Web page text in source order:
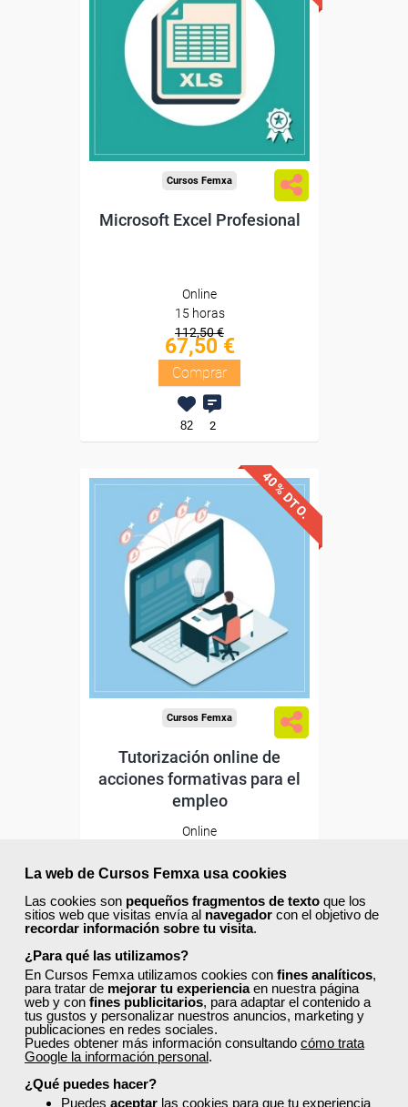
La web de Cursos Femxa usa cookies
Las cookies son pequeños fragmentos de texto que los
sitios web que visitas envía al navegador con el objetivo de
recordar información sobre tu visita.
¿Para qué las utilizamos?
En Cursos Femxa utilizamos cookies con fines analíticos,
para tratar de mejorar tu experienciaen nuestra página
web y con fines publicitarios, para adaptar el contenido a
tus gustos y personalizar nuestros anuncios, marketing y
publicaciones en redes sociales.
Puedes obtener más información consultando cómo trata
Google la información personal.
¿Qué puedes hacer?
Puedes aceptar las cookies para que tu experiencia
Sin requisitos de acceso
Diploma
Compra segura
Cursos Femxa
Microsoft Excel Profesional
Online
15 horas
112,50 €
67,50 €
Comprar
82 2
Descuentos especiales
Sin requisitos de acceso
Diploma
Compra segura
40% DTO.
Cursos Femxa
Tutorización online de
acciones formativas para el
empleo
Online
195,00 €
117,00 €
Comprar
20
Descuentos especiales